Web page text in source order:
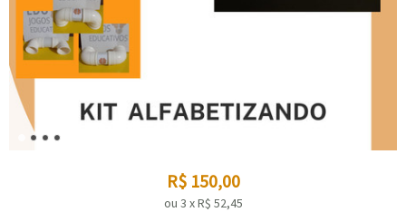
R$ 150,00
ou 3 xR$ 52,45